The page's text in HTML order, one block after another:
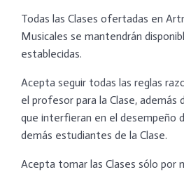
Todas las Clases ofertadas en
Musicales se mantendrán
establecidas.
Acepta seguir todas las reglas
el profesor para la Clase, además
que interfieran en el desempeño
demás estudiantes de la Clase.
Acepta tomar las Clases sólo por